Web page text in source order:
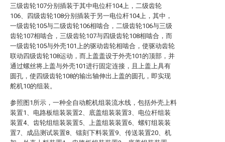
三级齿轮107分别插装于其中电位杆104上，二级齿轮
106、四级齿轮108分别插装于另一电位杆104上，其中，
一级齿轮105与二级齿轮106相啮合，二级齿轮106与三级
齿轮107相啮合，三级齿轮107与四级齿轮108相啮合，而
一级齿轮105与外壳101上的驱动齿轮相啮合，使驱动齿轮
联动四级齿轮108运动，而上盖盖设于外壳101的顶部，并
通过螺丝将上盖与外壳101进行固定连接，且上盖上具有
圆孔，使四级齿轮108的输出轴伸出上盖的圆孔，即实现
舵机10的组装。
参照图1所示，一种全自动舵机组装流水线，包括外壳上料
装置1、电路板组装装置2、底盖组装装置3、电位杆组装
装置4、齿轮组组装装置5、上盖组装装置6、螺钉组装装
置7、成品测试装置8、镭刻下料装置9、传送装置20、机